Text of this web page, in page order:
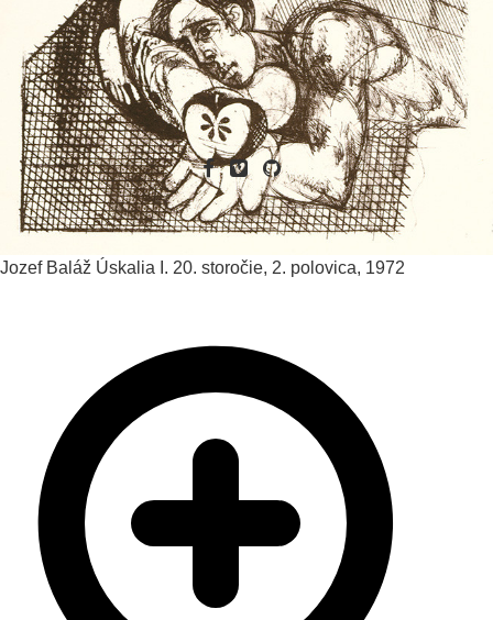
Jozef Baláž Úskalia I. 20. storočie, 2. polovica, 1972
To je všetko, priatelia!